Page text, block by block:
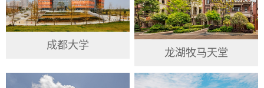
成都大学
龙湖牧马天堂